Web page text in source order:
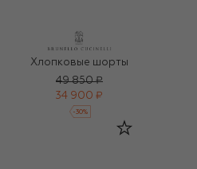
Хлопковые шорты
49 850 ₽
34 900 ₽
-30%